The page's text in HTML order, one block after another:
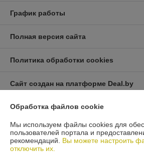
График работы
Полная версия сайта
Политика обработки cookies
Сайт создан на платформе Deal.by
Юридическое лицо:Общество с ограниченной
"Масла и Фильтры".
220118, г. Минск, ул. Машиностроителей
Обработка файлов cookie
Мы используем файлы cookies для
пользователей портала и
рекомендаций. Вы можете настроить
отключить их.